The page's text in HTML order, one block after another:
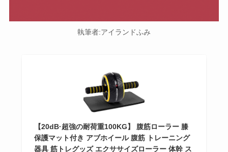
執筆者:アイランドふみ
【20dB·超強の耐荷重100KG】 腹筋ローラー 膝
保護マット付き アブホイール 腹筋 トレーニング
器具 筋トレグッズ エクササイズローラー 体幹 ス